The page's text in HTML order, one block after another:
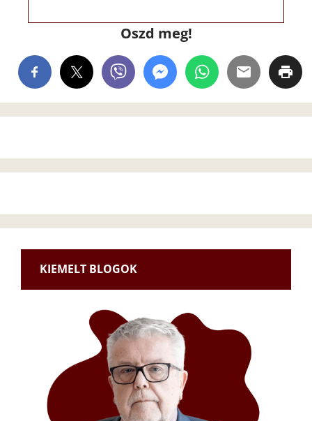
Oszd meg!
KIEMELT BLOGOK